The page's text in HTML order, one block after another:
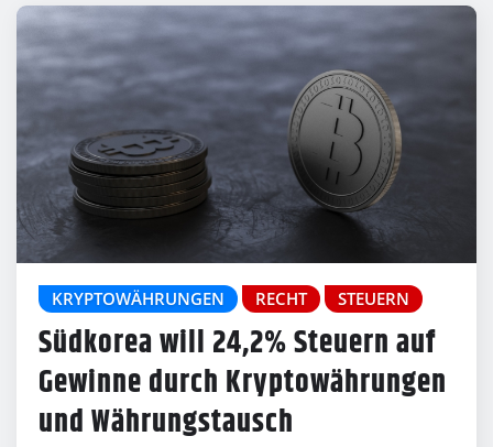
KRYPTOWÄHRUNGEN RECHT STEUERN
Südkorea will 24,2% Steuern auf
Gewinne durch Kryptowährungen
und Währungstausch